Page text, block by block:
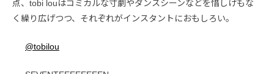
点、tobi louはコミカルな寸劇やダンスシーンなどを惜しげもな
く繰り広げつつ、それぞれがインスタントにおもしろい。
@tobilou